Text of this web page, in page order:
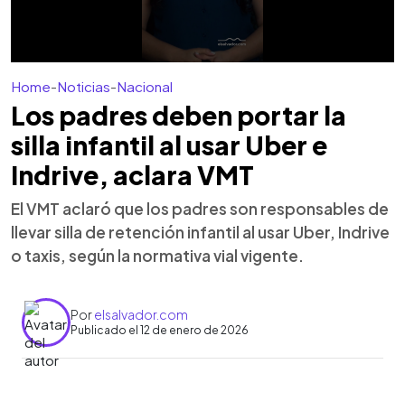
Home-Noticias-Nacional
Los padres deben portar la
silla infantil al usar Uber e
Indrive, aclara VMT
El VMT aclaró que los padres son responsables de
llevar silla de retención infantil al usar Uber, Indrive
o taxis, según la normativa vial vigente.
Porelsalvador.com
Publicado el 12 de enero de 2026